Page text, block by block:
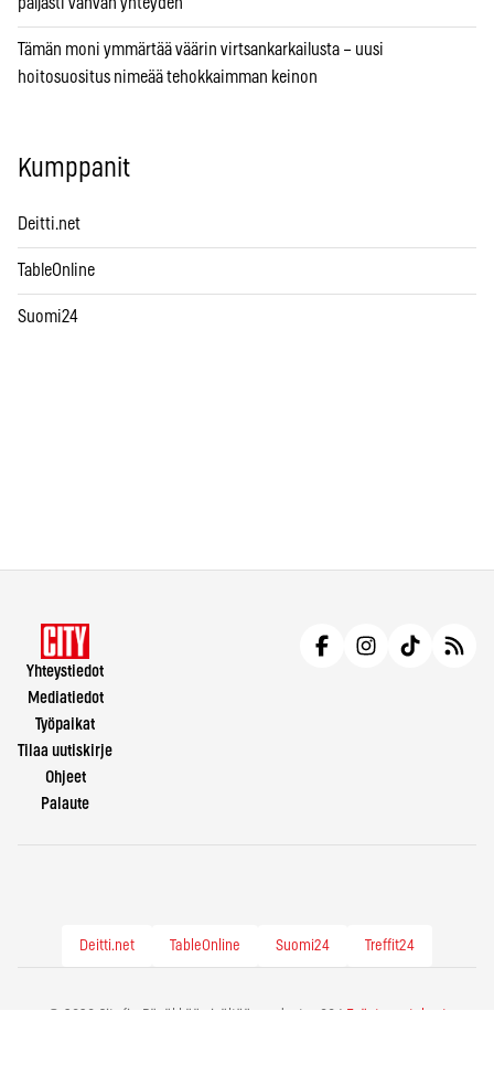
paljasti vahvan yhteyden
Tämän moni ymmärtää väärin virtsankarkailusta – uusi
hoitosuositus nimeää tehokkaimman keinon
Kumppanit
Deitti.net
TableOnline
Suomi24
Yhteystiedot
Mediatiedot
Työpaikat
Tilaa uutiskirje
Ohjeet
Palaute
Deitti.net TableOnline Suomi24 Treffit24